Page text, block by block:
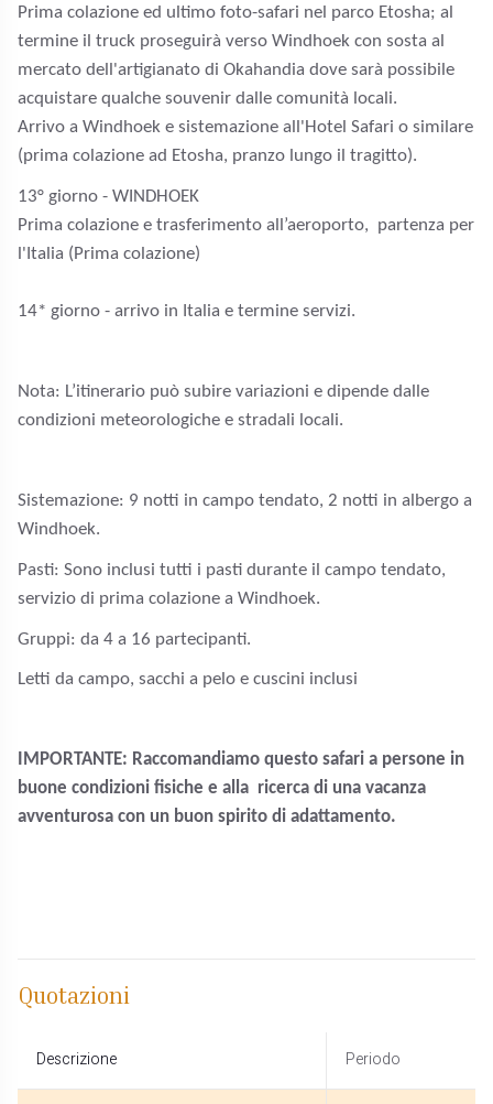
Prima colazione ed ultimo foto-safari nel parco Etosha; al
termine il truck proseguirà verso Windhoek con sosta al
mercato dell'artigianato di Okahandia dove sarà possibile
acquistare qualche souvenir dalle comunità locali.
Arrivo a Windhoek e sistemazione all'Hotel Safari o similare
(prima colazione ad Etosha, pranzo lungo il tragitto).
13° giorno - WINDHOEK
Prima colazione e trasferimento all’aeroporto, partenza per
l'Italia (Prima colazione)
14* giorno - arrivo in Italia e termine servizi.
Nota: L’itinerario può subire variazioni e dipende dalle
condizioni meteorologiche e stradali locali.
Sistemazione: 9 notti in campo tendato, 2 notti in albergo a
Windhoek.
Pasti: Sono inclusi tutti i pasti durante il campo tendato,
servizio di prima colazione a Windhoek.
Gruppi: da 4 a 16 partecipanti.
Letti da campo, sacchi a pelo e cuscini inclusi
IMPORTANTE: Raccomandiamo questo safari a persone in
buone condizioni fisiche e alla ricerca di una vacanza
avventurosa con un buon spirito di adattamento.
Quotazioni
Descrizione Periodo